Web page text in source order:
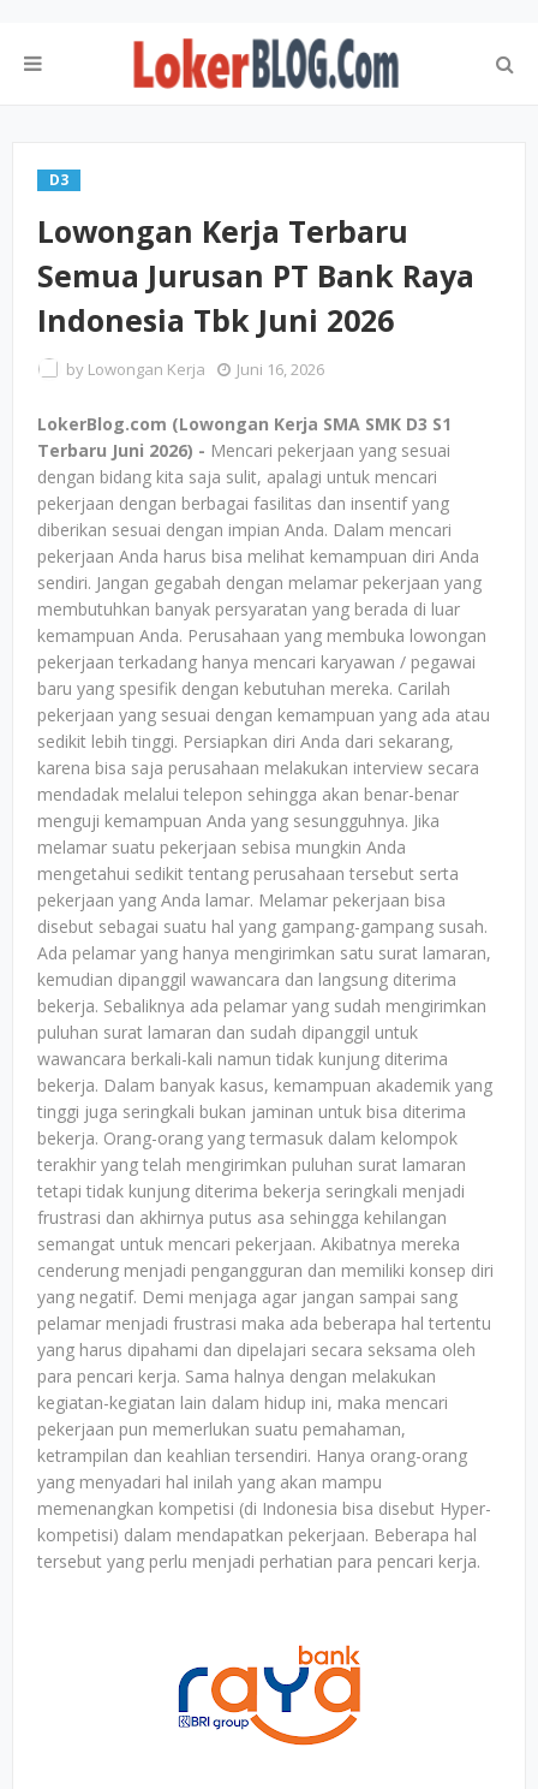
D3
Lowongan Kerja Terbaru
Semua Jurusan PT Bank Raya
Indonesia Tbk Juni 2026
by Lowongan Kerja Juni 16, 2026
LokerBlog.com (Lowongan Kerja SMA SMK D3 S1
Terbaru Juni 2026) - Mencari pekerjaan yang sesuai
dengan bidang kita saja sulit, apalagi untuk mencari
pekerjaan dengan berbagai fasilitas dan insentif yang
diberikan sesuai dengan impian Anda. Dalam mencari
pekerjaan Anda harus bisa melihat kemampuan diri Anda
sendiri. Jangan gegabah dengan melamar pekerjaan yang
membutuhkan banyak persyaratan yang berada di luar
kemampuan Anda. Perusahaan yang membuka lowongan
pekerjaan terkadang hanya mencari karyawan / pegawai
baru yang spesifik dengan kebutuhan mereka. Carilah
pekerjaan yang sesuai dengan kemampuan yang ada atau
sedikit lebih tinggi. Persiapkan diri Anda dari sekarang,
karena bisa saja perusahaan melakukan interview secara
mendadak melalui telepon sehingga akan benar-benar
menguji kemampuan Anda yang sesungguhnya. Jika
melamar suatu pekerjaan sebisa mungkin Anda
mengetahui sedikit tentang perusahaan tersebut serta
pekerjaan yang Anda lamar. Melamar pekerjaan bisa
disebut sebagai suatu hal yang gampang-gampang susah.
Ada pelamar yang hanya mengirimkan satu surat lamaran,
kemudian dipanggil wawancara dan langsung diterima
bekerja. Sebaliknya ada pelamar yang sudah mengirimkan
puluhan surat lamaran dan sudah dipanggil untuk
wawancara berkali-kali namun tidak kunjung diterima
bekerja. Dalam banyak kasus, kemampuan akademik yang
tinggi juga seringkali bukan jaminan untuk bisa diterima
bekerja. Orang-orang yang termasuk dalam kelompok
terakhir yang telah mengirimkan puluhan surat lamaran
tetapi tidak kunjung diterima bekerja seringkali menjadi
frustrasi dan akhirnya putus asa sehingga kehilangan
semangat untuk mencari pekerjaan. Akibatnya mereka
cenderung menjadi pengangguran dan memiliki konsep diri
yang negatif. Demi menjaga agar jangan sampai sang
pelamar menjadi frustrasi maka ada beberapa hal tertentu
yang harus dipahami dan dipelajari secara seksama oleh
para pencari kerja. Sama halnya dengan melakukan
kegiatan-kegiatan lain dalam hidup ini, maka mencari
pekerjaan pun memerlukan suatu pemahaman,
ketrampilan dan keahlian tersendiri. Hanya orang-orang
yang menyadari hal inilah yang akan mampu
memenangkan kompetisi (di Indonesia bisa disebut Hyper-
kompetisi) dalam mendapatkan pekerjaan. Beberapa hal
tersebut yang perlu menjadi perhatian para pencari kerja.